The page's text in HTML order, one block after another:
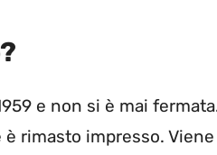
e non si è mai
rimasto impresso. Viene